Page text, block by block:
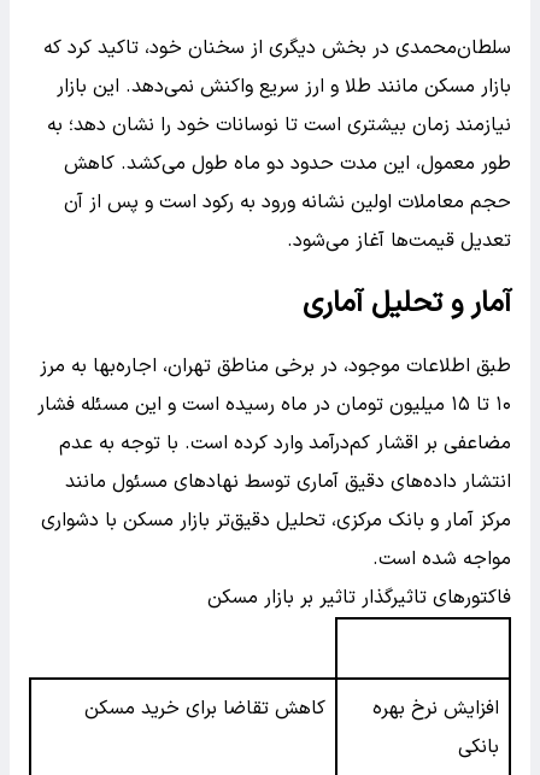
سلطان‌محمدی در بخش دیگری از سخنان خود، تاکید کرد که
بازار مسکن مانند طلا و ارز سریع واکنش نمی‌دهد. این بازار
نیازمند زمان بیشتری است تا نوسانات خود را نشان دهد؛ به
طور معمول، این مدت حدود دو ماه طول می‌کشد. کاهش
حجم معاملات اولین نشانه ورود به رکود است و پس از آن
تعدیل قیمت‌ها آغاز می‌شود.
آمار و تحلیل آماری
طبق اطلاعات موجود، در برخی مناطق تهران، اجاره‌بها به مرز
۱۰ تا ۱۵ میلیون تومان در ماه رسیده است و این مسئله فشار
مضاعفی بر اقشار کم‌درآمد وارد کرده است. با توجه به عدم
انتشار داده‌های دقیق آماری توسط نهادهای مسئول مانند
مرکز آمار و بانک مرکزی، تحلیل دقیق‌تر بازار مسکن با دشواری
مواجه شده است.
فاکتورهای تاثیرگذار تاثیر بر بازار مسکن
افزایش نرخ بهره
بانکی
کاهش تقاضا برای خرید مسکن